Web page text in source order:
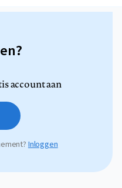
account aan
Inloggen